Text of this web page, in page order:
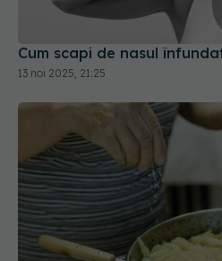
Cum scapi de nasul
13 noi 2025, 21:25